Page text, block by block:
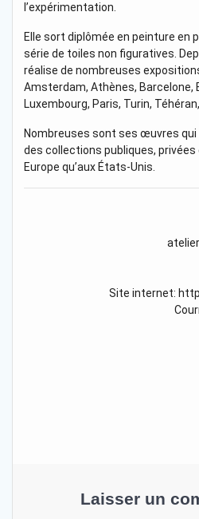
l’expérimentation.
Elle sort diplômée en peinture en
série de toiles non figuratives.
réalise de nombreuses
Amsterdam, Athènes, Barcelone,
Luxembourg, Paris, Turin,
Nombreuses sont ses œuvres
des collections publiques,
Europe qu’aux États-Unis.
Site internet:
Laisser un